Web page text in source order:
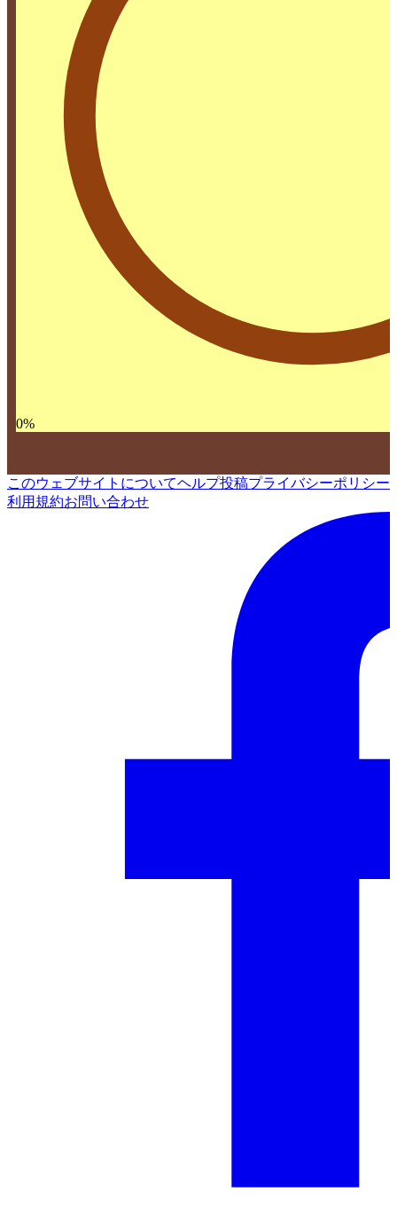
0%
このウェブサイトについてヘルプ投稿プライバシーポリシー
利用規約お問い合わせ